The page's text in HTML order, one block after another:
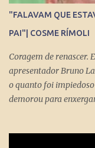
"FALAVAM QUE
PAI"| COSME RÍMOLI
Coragem de renascer.
apresentador Bruno
o quanto foi
demorou para